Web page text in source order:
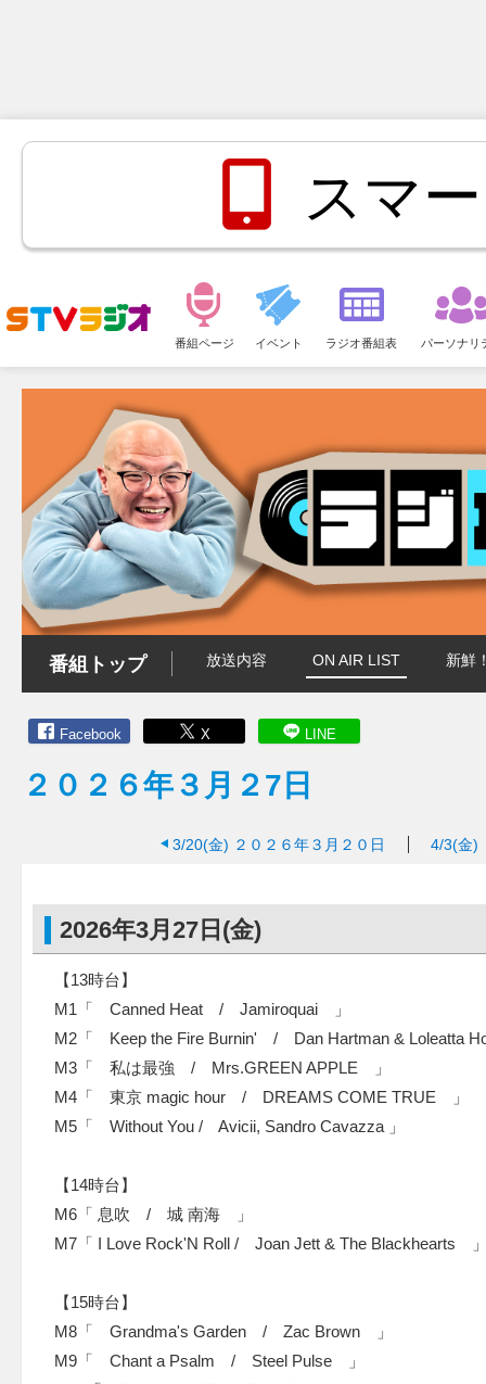
スマ
ュ
ー
番組ページ イベント ラジオ番組表 パーソナリ
番組トップ 放送内容 ON AIR LIST 新鮮
Facebook X LINE
２０２６年３月２7日
3/20(金) ２０２６年３月２０日 4/3(金)
2026年3月27日(金)
【13時台】
M1「 Canned Heat / Jamiroquai 」
M2「 Keep the Fire Burnin' / Dan Hartman &
M3「 私は最強 / Mrs.GREEN APPLE 」
M4「 東京 magic hour / DREAMS COME TRUE 」
M5「 Without You / Avicii, Sandro Cavazza 」
【14時台】
M6「 息吹 / 城 南海 」
M7「 I Love Rock'N Roll / Joan Jett & The Blackhearts
【15時台】
M8「 Grandma's Garden / Zac Brown 」
M9「 Chant a Psalm / Steel Pulse 」